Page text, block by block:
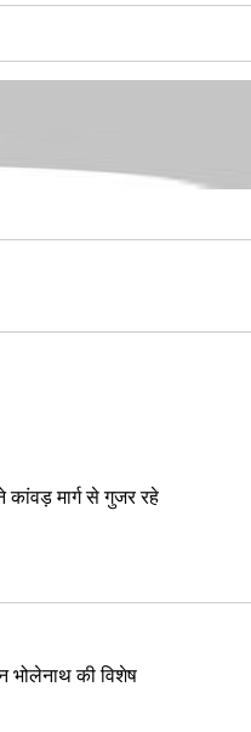
कांवड़ मार्ग से गुजर रहे
भोलेनाथ की विशेष